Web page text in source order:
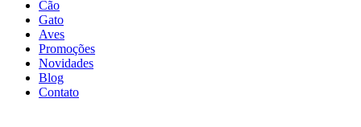
Cão
Gato
Aves
Promoções
Novidades
Blog
Contato